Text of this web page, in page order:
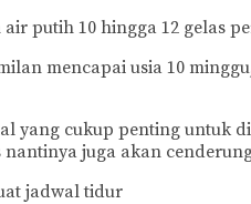
putih 10 hingga 12 gelas
mencapai usia 10
yang cukup penting untuk
nantinya juga akan
jadwal tidur